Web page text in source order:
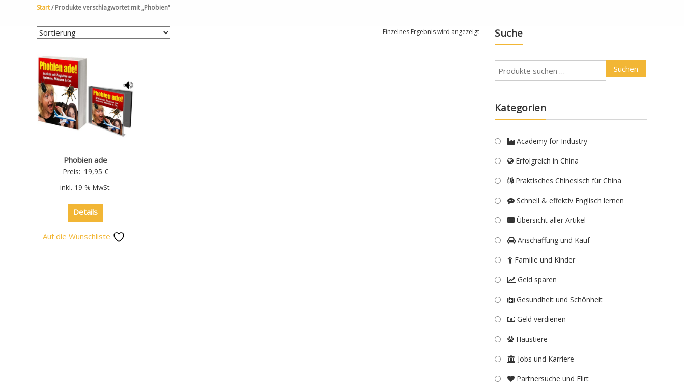
Start/ Produkte verschlagwortet mit „Phobien“
Einzelnes Ergebnis wird angezeigt
Phobien ade
Preis: 19,95 €
inkl. 19 % MwSt.
Details
Auf die Wunschliste
Suche
Suchen
Kategorien
Academy for Industry
Erfolgreich in China
Praktisches Chinesisch für China
Schnell & effektiv Englisch lernen
Übersicht aller Artikel
Anschaffung und Kauf
Familie und Kinder
Geld sparen
Gesundheit und Schönheit
Geld verdienen
Haustiere
Jobs und Karriere
Partnersuche und Flirt